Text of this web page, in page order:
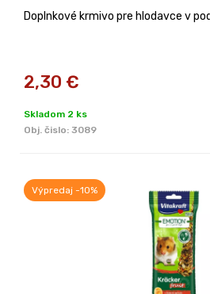
Doplnkové krmivo pre hlodavce v
2,30 €
Skladom 2 ks
Obj. čislo: 3089
Výpredaj -10%